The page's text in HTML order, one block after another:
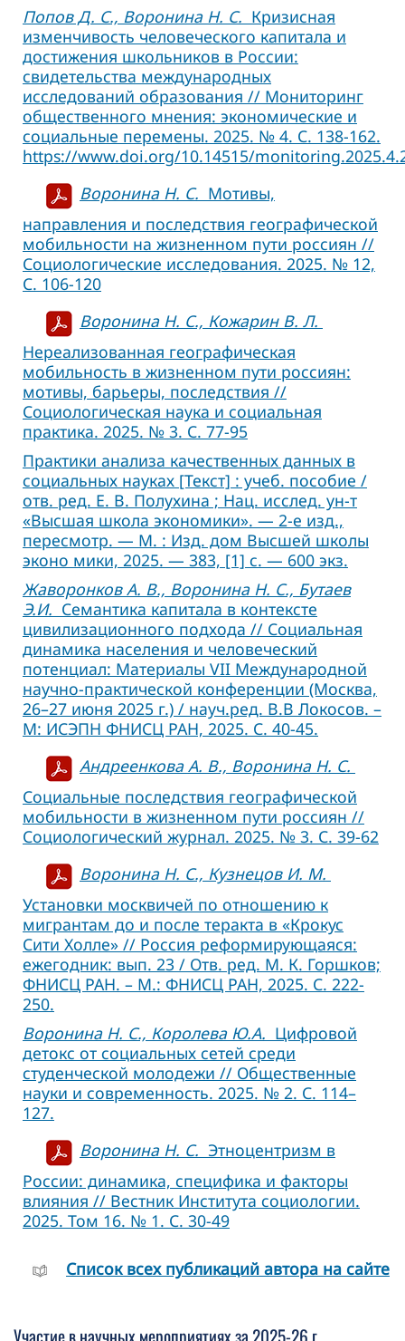
Попов Д. С., Воронина Н. С. Кризисная
изменчивость человеческого капитала и
достижения школьников в России:
свидетельства международных
исследований образования // Мо­ниторинг
общественного мнения: экономические и
социальные перемены. 2025. № 4. С. 138-162.
https://www.doi.org/10.14515/
Воронина Н. С. Мотивы,
направления и последствия географической
мобильности на жизненном пути россиян //
Социологические исследования. 2025. № 12,
C. 106-120
Воронина Н. С., Кожарин В. Л.
Нереализованная географическая
мобильность в жизненном пути россиян:
мотивы, барьеры, последствия //
Социологическая наука и социальная
практика. 2025. № 3. С. 77-95
Практики анализа качественных данных в
социальных науках [Текст] : учеб. пособие /
отв. ред. Е. В. Полухина ; Нац. исслед. ун-т
«Высшая школа экономики». — 2-е изд.,
пересмотр. — М. : Изд. дом Высшей школы
эконо мики, 2025. — 383, [1] с. — 600 экз.
Жаворонков А. В., Воронина Н. С., Бутаев
Э.И. Семантика капитала в контексте
цивилизационного подхода // Социальная
динамика населения и человеческий
потенциал: Материалы VII Международной
научно-практической конференции (Москва,
26–27 июня 2025 г.) / науч.ред. В.В Локосов. –
М: ИСЭПН ФНИСЦ РАН, 2025. С. 40-45.
Андреенкова А. В., Воронина Н. С.
Социальные последствия географической
мобильности в жизненном пути россиян //
Социологический журнал. 2025. № 3. С. 39-62
Воронина Н. С., Кузнецов И. М.
Установки москвичей по отношению к
мигрантам до и после теракта в «Крокус
Сити Холле» // Россия реформирующаяся:
ежегодник: вып. 23 / Отв. ред. М. К. Горшков;
ФНИСЦ РАН. – М.: ФНИСЦ РАН, 2025. С. 222-
250.
Воронина Н. С., Королева Ю.А. Цифровой
детокс от социальных сетей среди
студенческой молодежи // Общественные
науки и современность. 2025. № 2. С. 114–
127.
Воронина Н. С. Этноцентризм в
России: динамика, специфика и факторы
влияния // Вестник Института социологии.
2025. Том 16. № 1. C. 30-49
Cписок всех публикаций автора на сайте